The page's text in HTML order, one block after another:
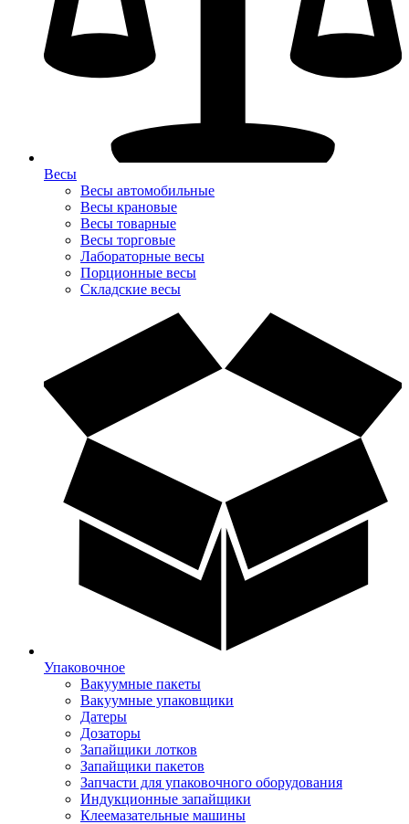
Весы
Весы автомобильные
Весы крановые
Весы товарные
Весы торговые
Лабораторные весы
Порционные весы
Складские весы
Упаковочное
Вакуумные пакеты
Вакуумные упаковщики
Датеры
Дозаторы
Запайщики лотков
Запайщики пакетов
Запчасти для упаковочного оборудования
Индукционные запайщики
Клеемазательные машины